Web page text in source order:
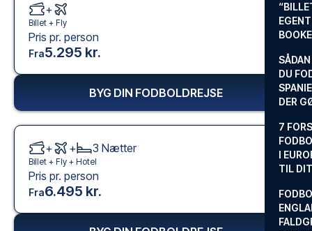
DU
DER
7
I
TIL
+
Billet + Fly
Pris pr. person
Fra5.295 kr.
BYG DIN FODBOLDREJSE
+ + 3 Nætter
Billet + Fly + Hotel
Pris pr. person
Fra6.495 kr.